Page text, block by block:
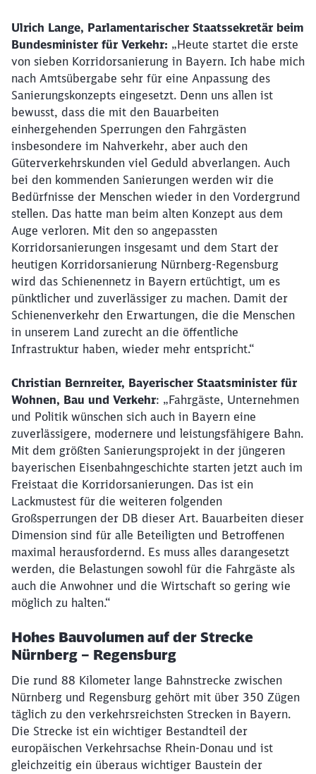
Ulrich Lange, Parlamentarischer Staatssekretär beim
Bundesminister für Verkehr: „Heute startet die erste
von sieben Korridorsanierung in Bayern. Ich habe mich
nach Amtsübergabe sehr für eine Anpassung des
Sanierungskonzepts eingesetzt. Denn uns allen ist
bewusst, dass die mit den Bauarbeiten
einhergehenden Sperrungen den Fahrgästen
insbesondere im Nahverkehr, aber auch den
Güterverkehrskunden viel Geduld abverlangen. Auch
bei den kommenden Sanierungen werden wir die
Bedürfnisse der Menschen wieder in den Vordergrund
stellen. Das hatte man beim alten Konzept aus dem
Auge verloren. Mit den so angepassten
Korridorsanierungen insgesamt und dem Start der
heutigen Korridorsanierung Nürnberg-Regensburg
wird das Schienennetz in Bayern ertüchtigt, um es
pünktlicher und zuverlässiger zu machen. Damit der
Schienenverkehr den Erwartungen, die die Menschen
in unserem Land zurecht an die öffentliche
Infrastruktur haben, wieder mehr entspricht.“
Christian Bernreiter, Bayerischer Staatsminister für
Wohnen, Bau und Verkehr: „Fahrgäste, Unternehmen
und Politik wünschen sich auch in Bayern eine
zuverlässigere, modernere und leistungsfähigere Bahn.
Mit dem größten Sanierungsprojekt in der jüngeren
bayerischen Eisenbahngeschichte starten jetzt auch im
Freistaat die Korridorsanierungen. Das ist ein
Lackmustest für die weiteren folgenden
Großsperrungen der DB dieser Art. Bauarbeiten dieser
Dimension sind für alle Beteiligten und Betroffenen
maximal herausfordernd. Es muss alles darangesetzt
werden, die Belastungen sowohl für die Fahrgäste als
auch die Anwohner und die Wirtschaft so gering wie
möglich zu halten.“
Hohes Bauvolumen auf der Strecke
Nürnberg – Regensburg
Die rund 88 Kilometer lange Bahnstrecke zwischen
Nürnberg und Regensburg gehört mit über 350 Zügen
täglich zu den verkehrsreichsten Strecken in Bayern.
Die Strecke ist ein wichtiger Bestandteil der
europäischen Verkehrsachse Rhein-Donau und ist
gleichzeitig ein überaus wichtiger Baustein der